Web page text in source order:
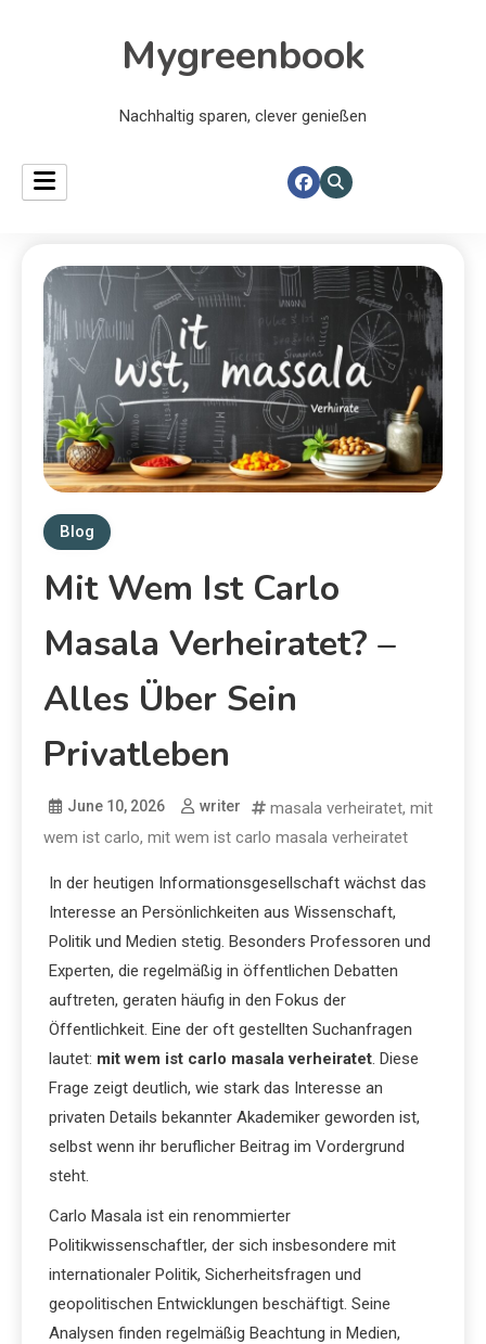
Mygreenbook
Nachhaltig sparen, clever genießen
Blog
Mit Wem Ist Carlo
Masala Verheiratet? –
Alles Über Sein
Privatleben
June 10, 2026 writer masala verheiratet, mit
wem ist carlo, mit wem ist carlo masala verheiratet
In der heutigen Informationsgesellschaft wächst das
Interesse an Persönlichkeiten aus Wissenschaft,
Politik und Medien stetig. Besonders Professoren und
Experten, die regelmäßig in öffentlichen Debatten
auftreten, geraten häufig in den Fokus der
Öffentlichkeit. Eine der oft gestellten Suchanfragen
lautet: mit wem ist carlo masala verheiratet. Diese
Frage zeigt deutlich, wie stark das Interesse an
privaten Details bekannter Akademiker geworden ist,
selbst wenn ihr beruflicher Beitrag im Vordergrund
steht.
Carlo Masala ist ein renommierter
Politikwissenschaftler, der sich insbesondere mit
internationaler Politik, Sicherheitsfragen und
geopolitischen Entwicklungen beschäftigt. Seine
Analysen finden regelmäßig Beachtung in Medien,